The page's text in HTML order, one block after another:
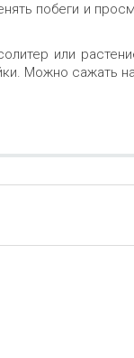
побеги и
или
Можно сажать